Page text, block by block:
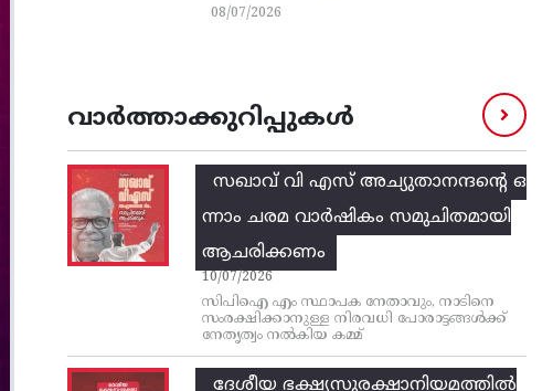
08/07/2026
വാർത്താക്കുറിപ്പുകൾ
സഖാവ് വി എസ്‌ അച്യുതാനന്ദന്റെ ഒ
ന്നാം ചരമ വാര്‍ഷികം സമുചിതമായി
ആചരിക്കണം
10/07/2026
സിപിഐ എം സ്ഥാപക നേതാവും, നാടിനെ
സംരക്ഷിക്കാനുള്ള നിരവധി പോരാട്ടങ്ങള്‍ക്ക്‌
നേതൃത്വം നല്‍കിയ കമ്മ്
ദേശീയ ഭക്ഷ്യസുരക്ഷാനിയമത്തിൽ